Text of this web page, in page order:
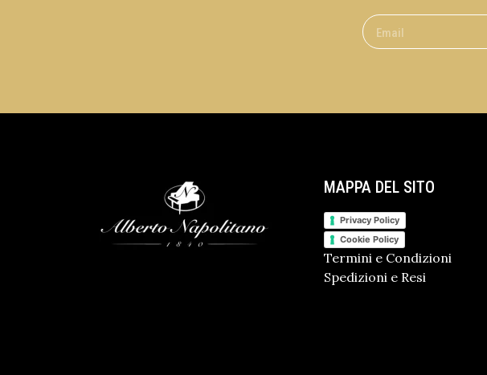
MAPPA DEL SITO
Privacy Policy
Cookie Policy
Termini e Condizioni
Spedizioni e Resi